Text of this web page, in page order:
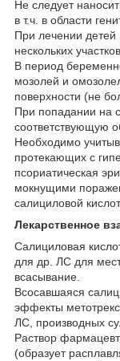
Не следует
в т.ч. в области
При лечении детей
нескольких
В период
мозолей и
поверхности (не
При попадании на
соответствующую
Необходимо
протекающих с
псориатическая
мокнущими
салициловой
Лекарственное
Салициловая
для др. ЛС для
всасывание.
Всосавшаяся
эффекты
ЛС, производных
Раствор
(образует